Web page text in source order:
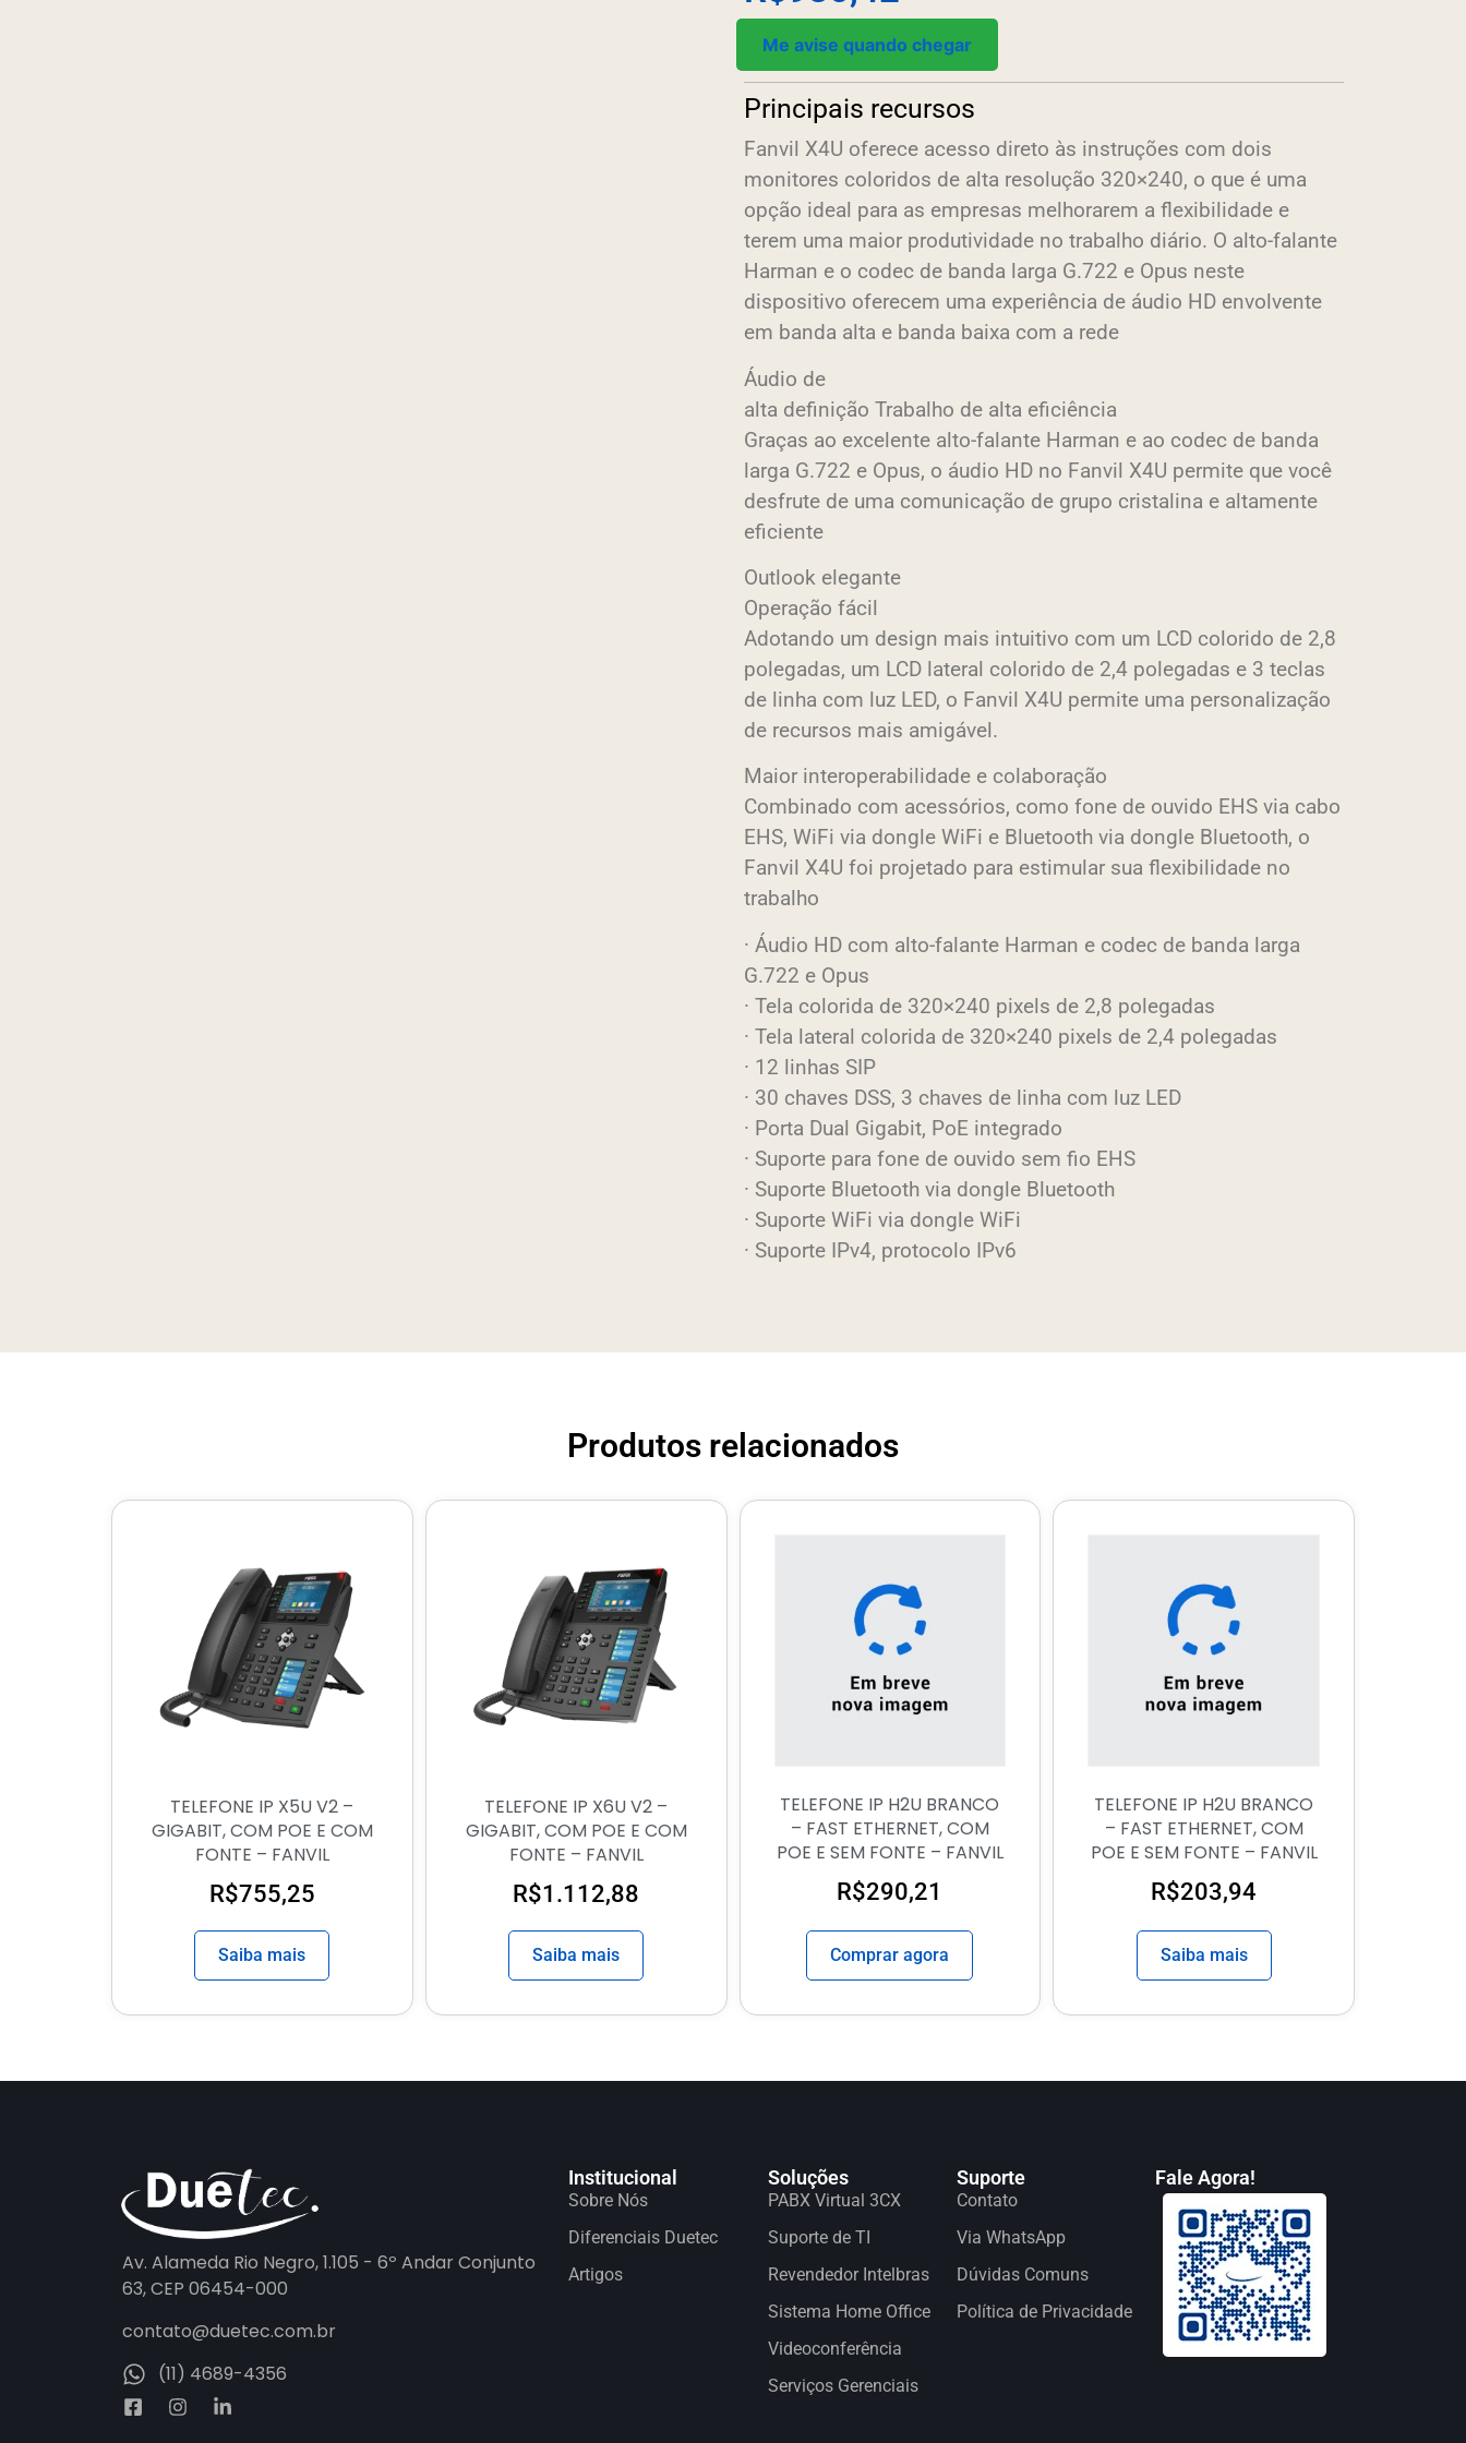
Me avise quando chegar
Principais recursos
Fanvil X4U oferece acesso direto às instruções com dois
monitores coloridos de alta resolução 320×240, o que é uma
opção ideal para as empresas melhorarem a flexibilidade e
terem uma maior produtividade no trabalho diário. O alto-falante
Harman e o codec de banda larga G.722 e Opus neste
dispositivo oferecem uma experiência de áudio HD envolvente
em banda alta e banda baixa com a rede
Áudio de
alta definição Trabalho de alta eficiência
Graças ao excelente alto-falante Harman e ao codec de banda
larga G.722 e Opus, o áudio HD no Fanvil X4U permite que você
desfrute de uma comunicação de grupo cristalina e altamente
eficiente
Outlook elegante
Operação fácil
Adotando um design mais intuitivo com um LCD colorido de 2,8
polegadas, um LCD lateral colorido de 2,4 polegadas e 3 teclas
de linha com luz LED, o Fanvil X4U permite uma personalização
de recursos mais amigável.
Maior interoperabilidade e colaboração
Combinado com acessórios, como fone de ouvido EHS via cabo
EHS, WiFi via dongle WiFi e Bluetooth via dongle Bluetooth, o
Fanvil X4U foi projetado para estimular sua flexibilidade no
trabalho
· Áudio HD com alto-falante Harman e codec de banda larga
G.722 e Opus
· Tela colorida de 320×240 pixels de 2,8 polegadas
· Tela lateral colorida de 320×240 pixels de 2,4 polegadas
· 12 linhas SIP
· 30 chaves DSS, 3 chaves de linha com luz LED
· Porta Dual Gigabit, PoE integrado
· Suporte para fone de ouvido sem fio EHS
· Suporte Bluetooth via dongle Bluetooth
· Suporte WiFi via dongle WiFi
· Suporte IPv4, protocolo IPv6
Produtos relacionados
TELEFONE IP X5U V2 –
GIGABIT, COM POE E COM
FONTE – FANVIL
R$755,25
Saiba mais
TELEFONE IP X6U V2 –
GIGABIT, COM POE E COM
FONTE – FANVIL
R$1.112,88
Saiba mais
TELEFONE IP H2U BRANCO
– FAST ETHERNET, COM
POE E SEM FONTE – FANVIL
R$290,21
Comprar agora
TELEFONE IP H2U BRANCO
– FAST ETHERNET, COM
POE E SEM FONTE – FANVIL
R$203,94
Saiba mais
Av. Alameda Rio Negro, 1.105 - 6º Andar Conjunto
63, CEP 06454-000
contato@duetec.com.br
(11) 4689-4356
Institucional
Sobre Nós
Diferenciais Duetec
Artigos
Soluções
PABX Virtual 3CX
Suporte de TI
Revendedor Intelbras
Sistema Home Office
Videoconferência
Serviços Gerenciais
Suporte
Contato
Via WhatsApp
Dúvidas Comuns
Política de Privacidade
Fale Agora!